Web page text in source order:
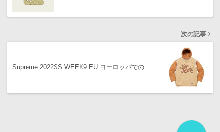
次の記事
Supreme 2022SS WEEK9 EU ヨーロッパでの…